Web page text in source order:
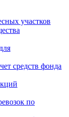
участков
средств фонда
по